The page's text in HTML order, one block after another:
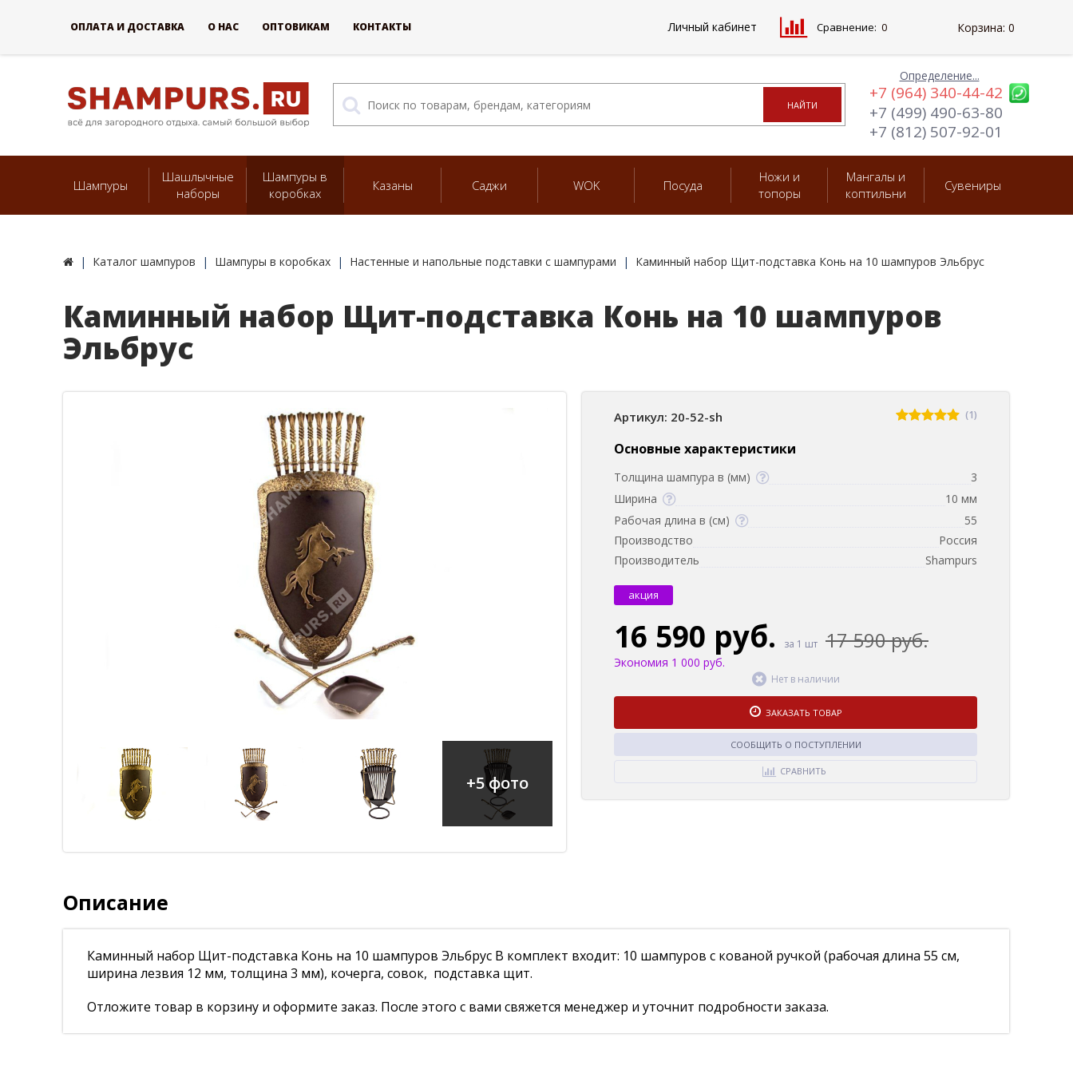
Определение...
+7 (964) 340-44-42
+7 (499) 490-63-80
+7 (812) 507-92-01
Шампуры
Шашлычные
наборы
Шампуры в
коробках
Казаны Саджи WOK Посуда
Ножи и
топоры
Мангалы и
коптильни
Сувениры
Каталог шампуров Шампуры в коробках Настенные и напольные подставки с шампурами Каминный набор Щит-подставка Конь на 10 шампуров Эльбрус
Каминный набор Щит-подставка Конь на 10 шампуров
Эльбрус
+5 фото
Артикул: 20-52-sh (1)
Основные характеристики
Толщина шампура в (мм)
3
Ширина
10 мм
Рабочая длина в (см)
55
Производство
Россия
Производитель
Shampurs
акция
16 590 руб. за 1 шт 17 590 руб.
Экономия 1 000 руб.
Нет в наличии
ЗАКАЗАТЬ ТОВАР
СООБЩИТЬ О ПОСТУПЛЕНИИ
СРАВНИТЬ
Описание
Каминный набор Щит-подставка Конь на 10 шампуров Эльбрус В комплект входит: 10 шампуров с кованой ручкой (рабочая длина 55 см,
ширина лезвия 12 мм, толщина 3 мм), кочерга, совок, подставка щит.
Отложите товар в корзину и оформите заказ. После этого с вами свяжется менеджер и уточнит подробности заказа.
ОПЛАТА И ДОСТАВКА О НАС ОПТОВИКАМ КОНТАКТЫ Личный кабинет Сравнение: 0 Корзина: 0